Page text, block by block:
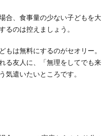
合、食事量の少ない子どもを大
るのは控えましょう。
もは無料にするのがセオリー。
る友人に、「無理をしてでも来
気遣いたいところです。